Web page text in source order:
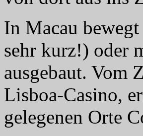
In Macau
sehr kurz!) oder
ausgebaut. Vom
Lisboa-Casino,
gelegenen Orte